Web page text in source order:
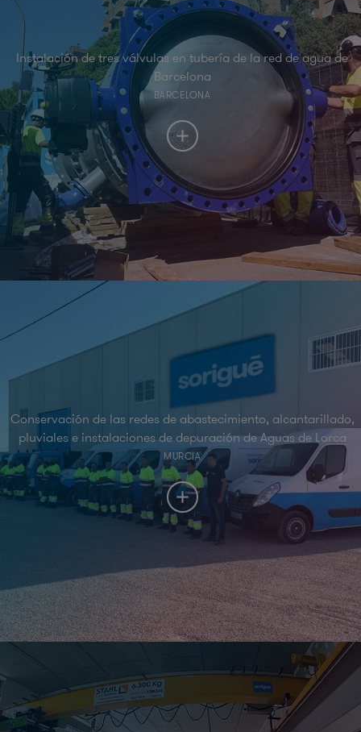
Instalación de tres válvulas en tubería de la red de agua de
Barcelona
BARCELONA
Conservación de las redes de abastecimiento, alcantarillado,
pluviales e instalaciones de depuración de Aguas de Lorca
MURCIA